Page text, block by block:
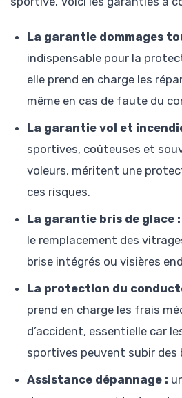
La garantie dommages
indispensable pour la
elle prend en charge les
même en cas de faute du
La garantie vol et
sportives, coûteuses et
voleurs, méritent une
ces risques.
La garantie bris de glace :
le remplacement des
brise intégrés ou visières
La protection du
prend en charge les frais
d’accident, essentielle car
sportives peuvent subir des
Assistance dépannage :